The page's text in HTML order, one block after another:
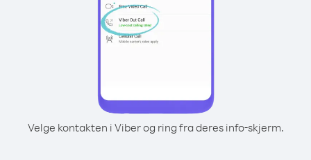
Velge kontakten i Viber og ring fra deres info-skjerm.